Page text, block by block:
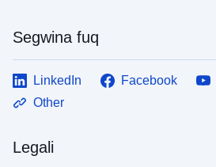
Segwina fuq
LinkedIn Facebook
Other
Legali